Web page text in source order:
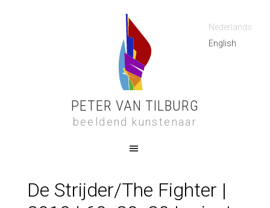
Nederlands
English
PETER VAN TILBURG
beeldend kunstenaar
De Strijder/The Fighter |